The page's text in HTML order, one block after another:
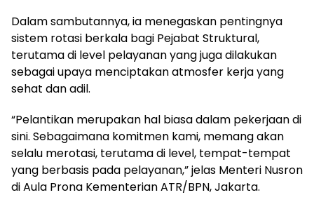
Dalam sambutannya, ia menegaskan pentingnya
sistem rotasi berkala bagi Pejabat Struktural,
terutama di level pelayanan yang juga dilakukan
sebagai upaya menciptakan atmosfer kerja yang
sehat dan adil.
“Pelantikan merupakan hal biasa dalam pekerjaan di
sini. Sebagaimana komitmen kami, memang akan
selalu merotasi, terutama di level, tempat-tempat
yang berbasis pada pelayanan,” jelas Menteri Nusron
di Aula Prona Kementerian ATR/BPN, Jakarta.